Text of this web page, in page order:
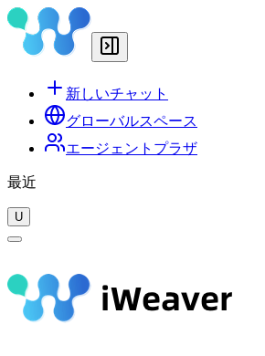
新しいチャット
グローバルスペース
エージェントプラザ
最近
U